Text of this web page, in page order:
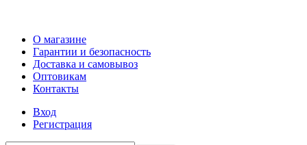
О магазине
Гарантии и безопасность
Доставка и самовывоз
Оптовикам
Контакты
Вход
Регистрация